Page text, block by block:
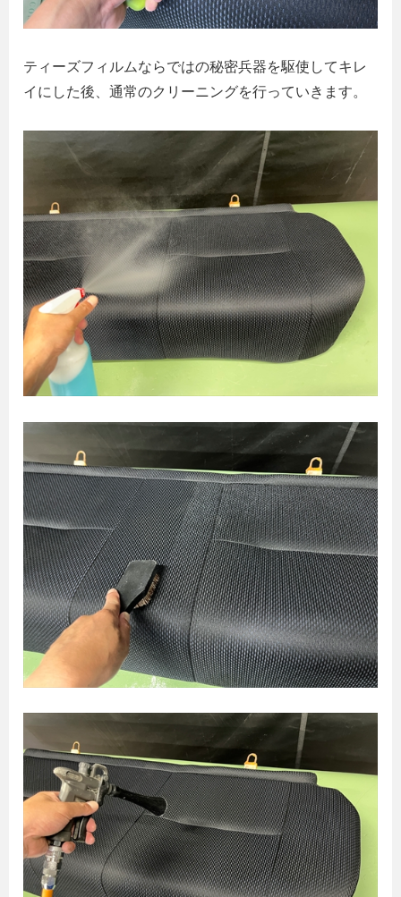
ティーズフィルムならではの秘密兵器を駆使してキレ
イにした後、通常のクリーニングを行っていきます。